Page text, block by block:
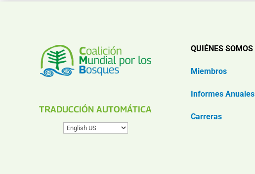
TRADUCCIÓN AUTOMÁTICA
QUIÉNES SOMOS
Miembros
Informes Anuales
Carreras